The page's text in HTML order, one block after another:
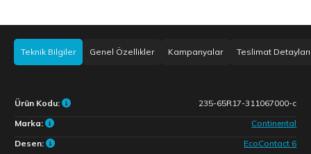
Teknik Bilgiler Genel Özellikler Kampanyalar Teslimat Detayları
Ürün Kodu:
235-65R17-311067000-c
Marka:
Continental
Desen:
EcoContact 6